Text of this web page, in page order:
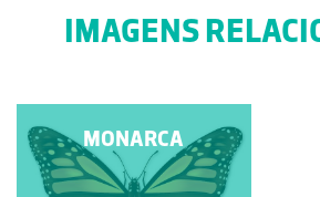
IMAGENS
PALOMENA PRASINA
MONARCA